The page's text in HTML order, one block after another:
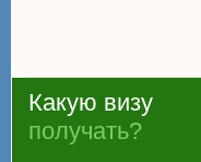
Какую визу
получать?